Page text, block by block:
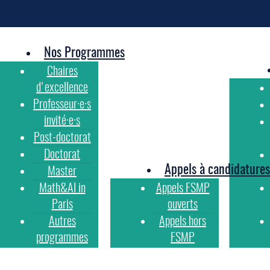
Nos Programmes
Chaires
d'excellence
Professeur·e·s
invité·e·s
Post-doctorat
Doctorat
Master
Math&AI in
Paris
Autres
programmes
Appels à candidatures
Appels FSMP
ouverts
Appels hors
FSMP